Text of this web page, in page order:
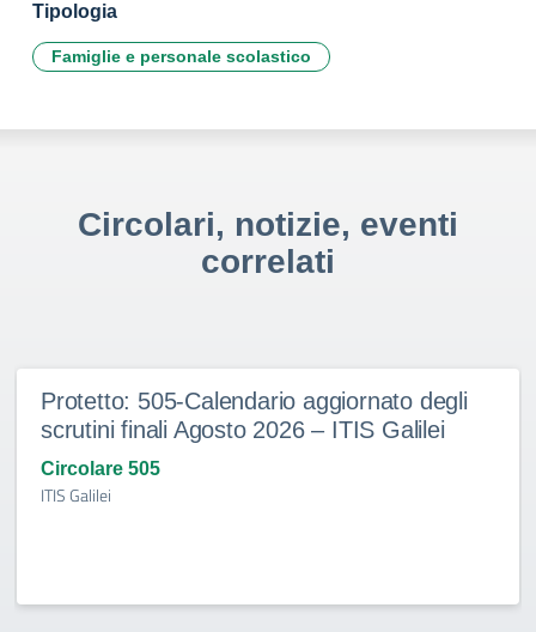
Tipologia
Famiglie e personale scolastico
Circolari, notizie, eventi
correlati
Protetto: 505-Calendario aggiornato degli
scrutini finali Agosto 2026 – ITIS Galilei
Circolare 505
ITIS Galilei